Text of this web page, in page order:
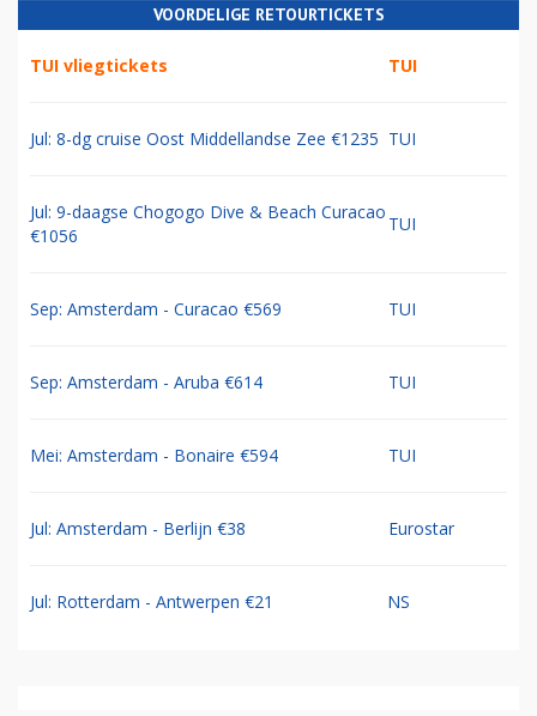
VOORDELIGE RETOURTICKETS
TUI vliegtickets TUI
Jul: 8-dg cruise Oost Middellandse Zee €1235 TUI
Jul: 9-daagse Chogogo Dive & Beach Curacao
€1056
TUI
Sep: Amsterdam - Curacao €569 TUI
Sep: Amsterdam - Aruba €614 TUI
Mei: Amsterdam - Bonaire €594 TUI
Jul: Amsterdam - Berlijn €38 Eurostar
Jul: Rotterdam - Antwerpen €21 NS